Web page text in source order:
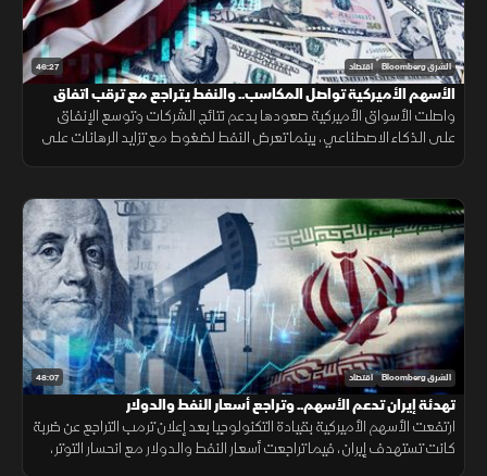
46:27 الشرق Bloomberg اقتصاد
الأسهم الأميركية تواصل المكاسب.. والنفط يتراجع مع ترقب اتفاق
إيران
واصلت الأسواق الأميركية صعودها بدعم نتائج الشركات وتوسع الإنفاق
على الذكاء الاصطناعي، بينما تعرض النفط لضغوط مع تزايد الرهانات على
48:07 الشرق Bloomberg اقتصاد
تهدئة إيران تدعم الأسهم.. وتراجع أسعار النفط والدولار
ارتفعت الأسهم الأميركية بقيادة التكنولوجيا بعد إعلان ترمب التراجع عن ضربة
كانت تستهدف إيران، فيما تراجعت أسعار النفط والدولار مع انحسار التوتر،